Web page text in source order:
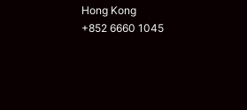
Hong Kong
+852 6660 1045